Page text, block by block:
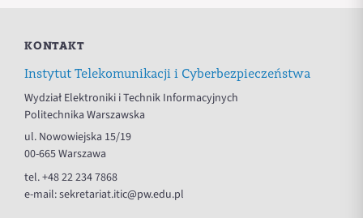
KONTAKT
Instytut Telekomunikacji i Cyberbezpieczeństwa
Wydział Elektroniki i Technik Informacyjnych
Politechnika Warszawska
ul. Nowowiejska 15/19
00-665 Warszawa
tel.+48 22 234 7868
e-mail:sekretariat.itic@pw.edu.pl